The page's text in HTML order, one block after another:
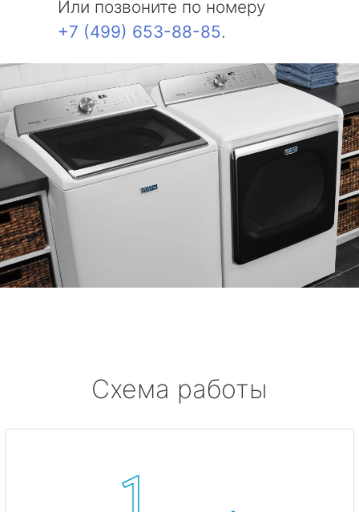
Или позвоните по номеру
+7 (499) 653-88-85.
Схема работы